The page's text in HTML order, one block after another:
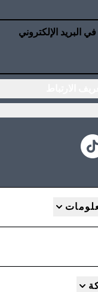
الإلكتروني